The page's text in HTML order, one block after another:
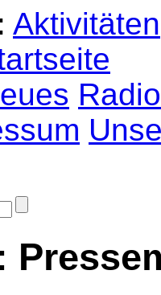
Aktivitäten